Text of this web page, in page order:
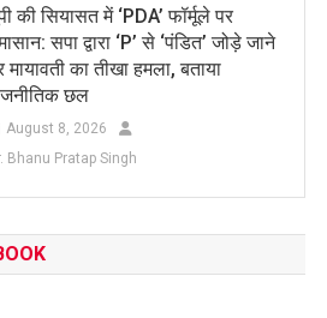
की सियासत में ‘PDA’ फॉर्मूले पर
सपा द्वारा ‘P’ से ‘पंडित’ जोड़े जाने
मायावती का तीखा हमला, बताया
छल
August 8, 2026
Bhanu Pratap Singh